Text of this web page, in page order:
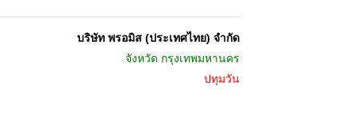
บริษัท พรอมิส (ประเทศไทย) จำกัด
จังหวัด กรุงเทพมหานคร
ปทุมวัน